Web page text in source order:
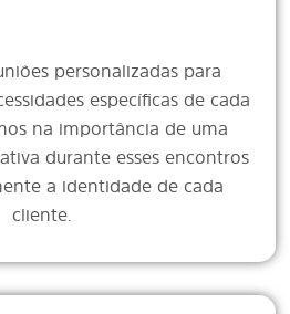
personalizadas para
específicas de cada
na importância de uma
durante esses encontros
a identidade de cada
cliente.